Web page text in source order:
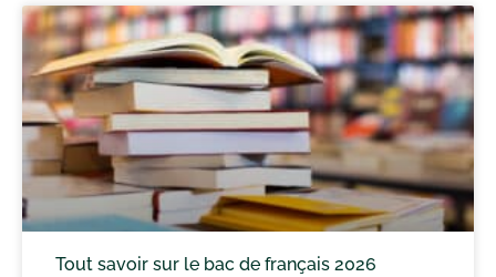
Tout savoir sur le bac de français 2026